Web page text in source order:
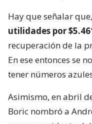
Hay que señalar
utilidades por
recuperación de la
En ese entonces se
tener números
Asimismo, en abril
Boric nombró a